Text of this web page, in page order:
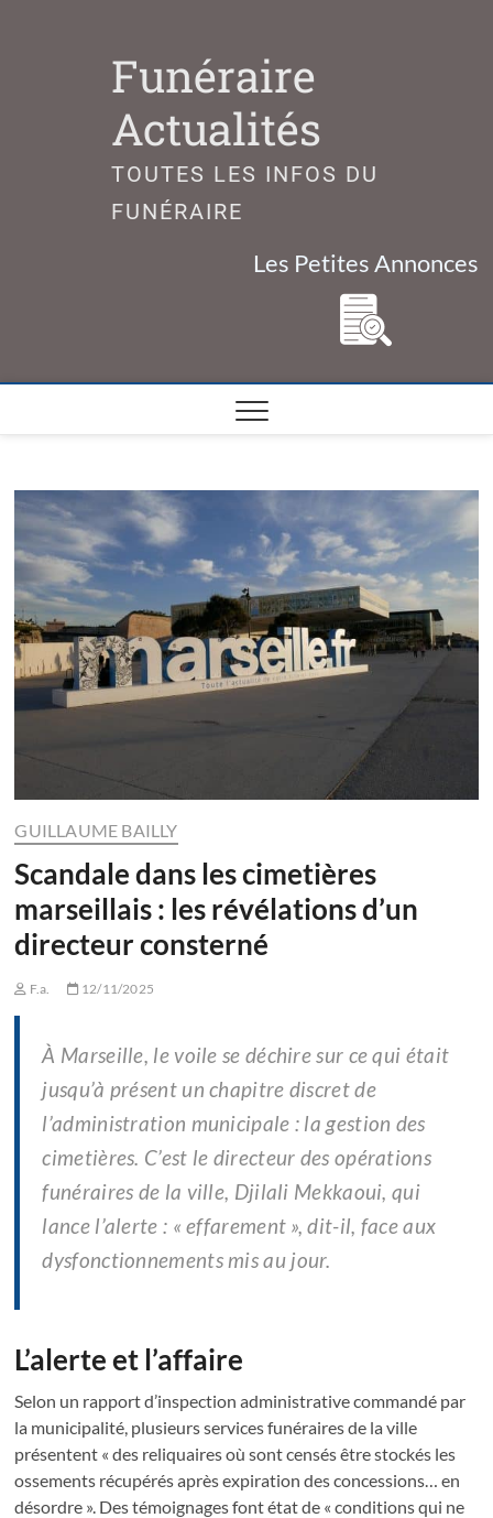
Funéraire
Actualités
TOUTES LES INFOS DU
FUNÉRAIRE
Les Petites Annonces
GUILLAUME BAILLY
Scandale dans les cimetières
marseillais : les révélations d’un
directeur consterné
F.a. 12/11/2025
À Marseille, le voile se déchire sur ce qui était
jusqu’à présent un chapitre discret de
l’administration municipale : la gestion des
cimetières. C’est le directeur des opérations
funéraires de la ville, Djilali Mekkaoui, qui
lance l’alerte : « effarement », dit-il, face aux
dysfonctionnements mis au jour.
L’alerte et l’affaire
Selon un rapport d’inspection administrative commandé par
la municipalité, plusieurs services funéraires de la ville
présentent « des reliquaires où sont censés être stockés les
ossements récupérés après expiration des concessions… en
désordre ». Des témoignages font état de « conditions qui ne